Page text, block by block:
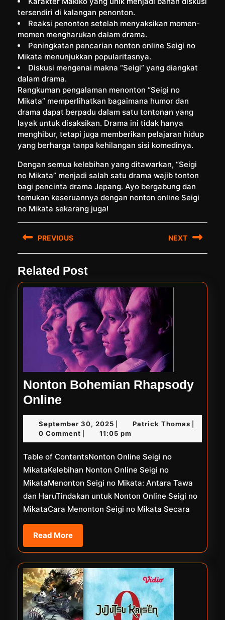
tersendiri di kalangan penonton.
Reaksi penonton setelah menyaksikan momen-
momen mengharukan dalam drama.
Peningkatan pencarian nonton online Seigi no
Mikata menunjukkan popularitasnya.
Diskusi mengenai makna “Seigi” yang diangkat
dalam drama.
Rangkuman pengalaman menonton “Seigi no
Mikata” memperlihatkan bagaimana humor dan
drama dapat berpadu dalam satu tontonan yang
layak untuk disaksikan. Drama ini tidak hanya
menghibur, tetapi juga memberikan pelajaran hidup
yang berharga tanpa kehilangan sisi komedinya.
Dengan semua kelebihan yang ditawarkan, “Seigi
no Mikata” menjadi salah satu drama wajib tonton
bagi pencinta drama Jepang. Ayo bergabung dan
temukan keseruannya dengan nonton online Seigi
no Mikata sekarang juga!
navigation
PREVIOUS
post:
NEXT
Related Post
Nonton Bohemian Rhapsody
Online
Bohemian
Rhapsody
Online
September 30, 2025 September
30,
2025
Patrick ThomasPatrick
0 Comment 11:05 pm
Table of ContentsNonton Online Seigi no
MikataKelebihan Nonton Online Seigi no
MikataMenonton Seigi no Mikata: Antara Tawa
dan HaruTindakan untuk Nonton Online Seigi no
MikataCara Menonton Seigi no Mikata Secara
Read MoreRead
More